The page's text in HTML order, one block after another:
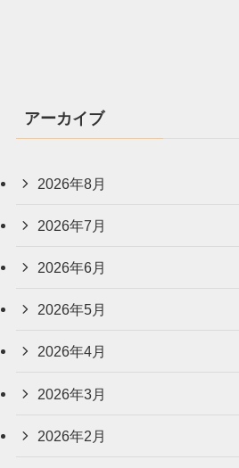
アーカイブ
2026年8月
2026年7月
2026年6月
2026年5月
2026年4月
2026年3月
2026年2月